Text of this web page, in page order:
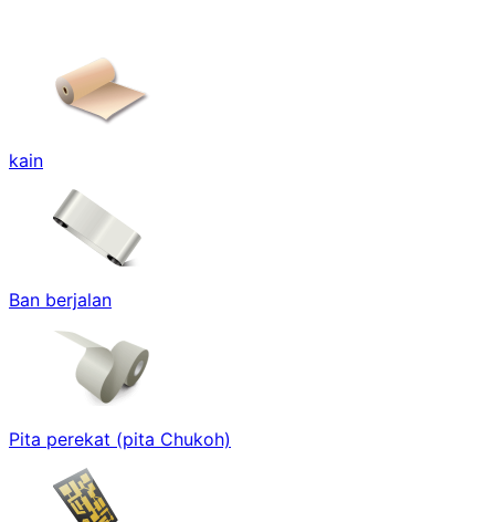
kain
Ban berjalan
Pita perekat (pita Chukoh)